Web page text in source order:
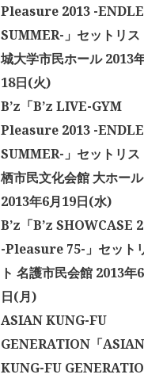
Pleasure 2013 -
SUMMER-」セットリス
城大学市民ホール 2013
18日(火)
B’z「B’z LIVE-GYM
Pleasure 2013 -
SUMMER-」セットリス
栖市民文化会館 大ホール
2013年6月19日(水)
B’z「B’z SHOWCASE
-Pleasure 75-」セット
ト 名護市民会館 2013年
日(月)
ASIAN KUNG-FU
GENERATION「ASIAN
KUNG-FU